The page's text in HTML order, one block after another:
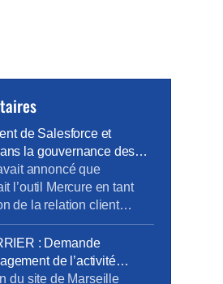
de Salesforce et
la gouvernance des
annoncé que
l’outil Mercure en tant
de la relation client
la Direction Pro-PME et
d’Information (DSI)
métier pour élaborer un
destiné à prendre
: Demande
de l’activité
Saint-Mauront
du site de Marseille